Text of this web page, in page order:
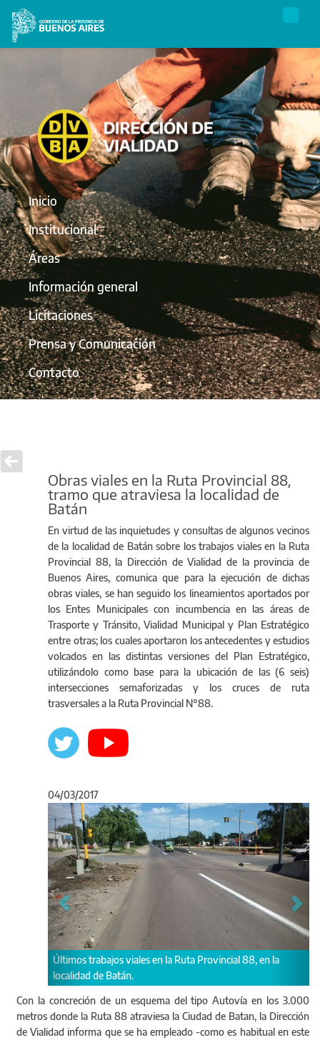
Inicio
Institucional
Áreas
Información general
Licitaciones
Prensa y Comunicación
Contacto
Obras viales en la Ruta Provincial 88,
tramo que atraviesa la localidad de
Batán
En virtud de las inquietudes y consultas de algunos vecinos
de la localidad de Batán sobre los trabajos viales en la Ruta
Provincial 88, la Dirección de Vialidad de la provincia de
Buenos Aires, comunica que para la ejecución de dichas
obras viales, se han seguido los lineamientos aportados por
los Entes Municipales con incumbencia en las áreas de
Trasporte y Tránsito, Vialidad Municipal y Plan Estratégico
entre otras; los cuales aportaron los antecedentes y estudios
volcados en las distintas versiones del Plan Estratégico,
utilizándolo como base para la ubicación de las (6 seis)
intersecciones semaforizadas y los cruces de ruta
trasversales a la Ruta Provincial N°88.
04/03/2017
Obras viales en la Ruta Provincial 88: iluminación y
semaforización.
Anterior
Con la concreción de un esquema del tipo Autovía en los 3.000
metros donde la Ruta 88 atraviesa la Ciudad de Batan, la Dirección
de Vialidad informa que se ha empleado ­-como es habitual en este